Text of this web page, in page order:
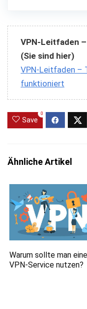
VPN-Leitfaden –
(Sie sind hier)
VPN-Leitfaden –
funktioniert
Save
0
Ähnliche Artikel
Warum sollte man
VPN-Service nutzen?